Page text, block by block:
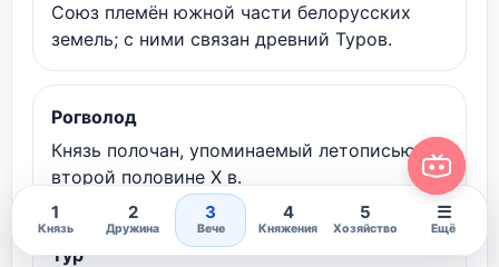
Союз племён южной части белорусских
земель; с ними связан древний Туров.
Рогволод
Князь полочан, упоминаемый летописью во
второй половине X в.
Тур
1
Князь
2
Дружина
3
Вече
4
Княжения
5
Хозяйство
☰
Ещё